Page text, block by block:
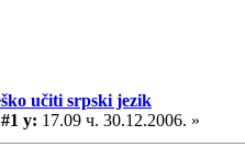
učiti srpski jezik
у: 17.09 ч. 30.12.2006. »